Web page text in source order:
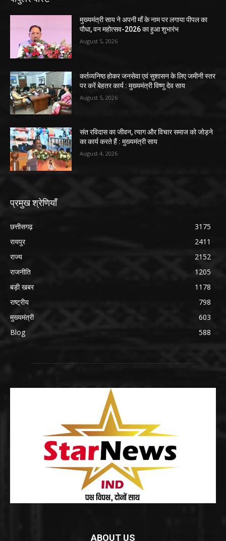
मुख्यमंत्री साय ने अपनी माँ के नाम पर लगाया पीपल का
पौधा, वन महोत्सव-2026 का हुआ शुभारंभ
August 5, 2026
कर्तव्यनिष्ठ होकर जनसेवा एवं सुशासन के लिए जमीनी स्तर
पर करें बेहतर कार्य : मुख्यमंत्री विष्णु देव साय
August 5, 2026
संत रविदास का जीवन, त्याग और विचार समाज को जोड़ने
का कार्य करते हैं : मुख्यमंत्री साय
August 4, 2026
प्रमुख श्रेणियाँ
छत्तीसगढ़
3175
रायपुर
2411
राज्य
2152
राजनीति
1205
बड़ी खबर
1178
राष्ट्रीय
798
मुख्यमंत्री
603
Blog
588
ABOUT US